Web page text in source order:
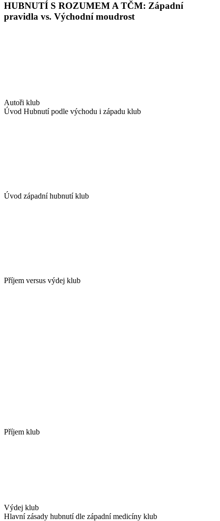
HUBNUTÍ S ROZUMEM A TČM: Západní
pravidla vs. Východní moudrost
Autoři klub
Úvod Hubnutí podle východu i západu klub
Úvod západní hubnutí klub
Příjem versus výdej klub
Příjem klub
Výdej klub
Hlavní zásady hubnutí dle západní medicíny klub